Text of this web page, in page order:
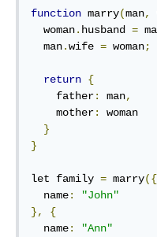
function marry(man,
  woman
. husband =
  man
.wife = woman;
return {
    father
: man,
    mother
:
woman
}
}
let family = marry({
  name
:
"John"
},
{
  name
:
"Ann"